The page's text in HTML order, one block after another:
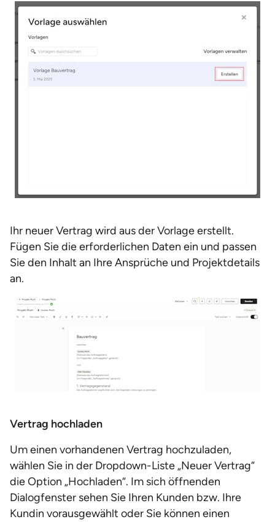
Ihr neuer Vertrag wird aus der Vorlage erstellt.
Fügen Sie die erforderlichen Daten ein und passen
Sie den Inhalt an Ihre Ansprüche und Projektdetails
an.
Vertrag hochladen
Um einen vorhandenen Vertrag hochzuladen,
wählen Sie in der Dropdown-Liste „Neuer Vertrag“
die Option „Hochladen“. Im sich öffnenden
Dialogfenster sehen Sie Ihren Kunden bzw. Ihre
Kundin vorausgewählt oder Sie können einen